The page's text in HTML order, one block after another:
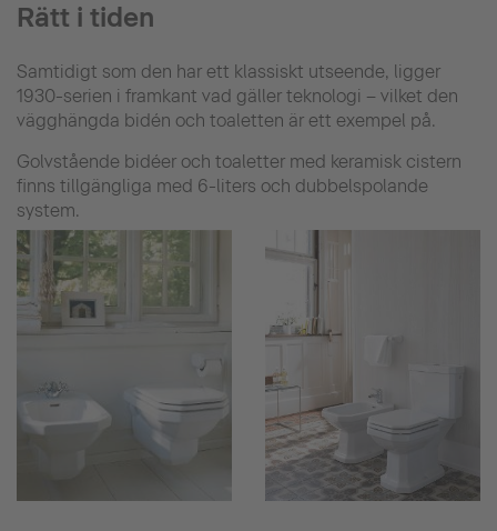
Rätt i tiden
Samtidigt som den har ett klassiskt utseende, ligger
1930-serien i framkant vad gäller teknologi – vilket den
vägghängda bidén och toaletten är ett exempel på.
Golvstående bidéer och toaletter med keramisk cistern
finns tillgängliga med 6-liters och dubbelspolande
system.